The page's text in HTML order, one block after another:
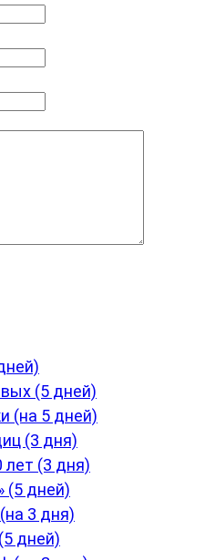
(5 дней)
(на 5 дней)
(3 дня)
лет (3 дня)
(5 дней)
3 дня)
дней)